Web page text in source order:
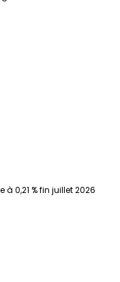
0,21 % fin juillet 2026